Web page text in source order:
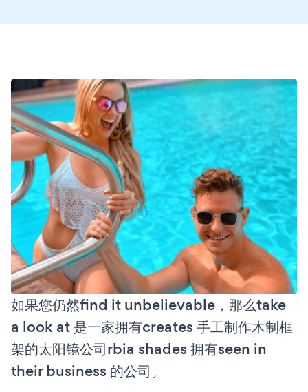
如果您仍然find it unbelievable，那么take
a look at 是一家拥有creates 手工制作木制框
架的太阳镜公司rbia shades 拥有seen in
their business 的公司。